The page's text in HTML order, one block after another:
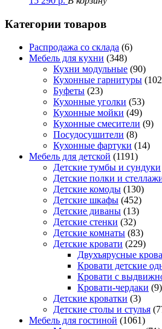
Категории товаров
Распродажа со склада (6)
Мебель для кухни (348)
Кухни модульные (90)
Кухонные гарнитуры
Буфеты (23)
Кухонные уголки (53)
Кухонные мойки (49)
Кухонные смесители (9)
Посудосушители (8)
Кухонные фартуки (14)
Мебель для детской (1191)
Детские тумбы и сундуки
Детские полки и
Детские комоды (130)
Детские шкафы (452)
Детские диваны (13)
Детские стенки (32)
Детские комнаты (83)
Детские кровати (229)
Двухъярусные
Кровати детские
Кровати с
Кровати-чердаки (9)
Детские кроватки (3)
Детские столы и стулья
Мебель для гостиной (1061)